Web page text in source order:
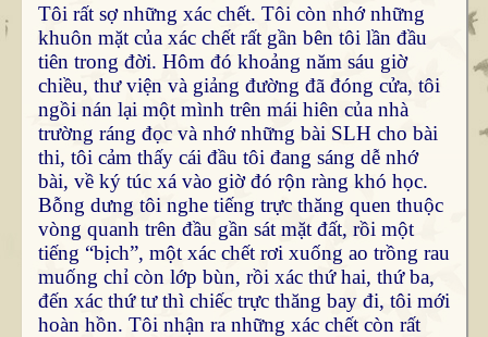
Tôi rất sợ những xác chết. Tôi còn nhớ những
khuôn mặt của xác chết rất gần bên tôi lần đầu
tiên trong đời. Hôm đó khoảng năm sáu giờ
chiều, thư viện và giảng đường đã đóng cửa, tôi
ngồi nán lại một mình trên mái hiên của nhà
trường ráng đọc và nhớ những bài SLH cho bài
thi, tôi cảm thấy cái đầu tôi đang sáng dễ nhớ
bài, về ký túc xá vào giờ đó rộn ràng khó học.
Bỗng dưng tôi nghe tiếng trực thăng quen thuộc
vòng quanh trên đầu gần sát mặt đất, rồi một
tiếng “bịch”, một xác chết rơi xuống ao trồng rau
muống chỉ còn lớp bùn, rồi xác thứ hai, thứ ba,
đến xác thứ tư thì chiếc trực thăng bay đi, tôi mới
hoàn hồn. Tôi nhận ra những xác chết còn rất